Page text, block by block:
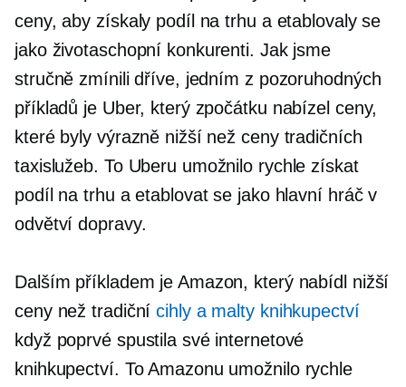
ceny, aby získaly podíl na trhu a etablovaly se
jako životaschopní konkurenti. Jak jsme
stručně zmínili dříve, jedním z pozoruhodných
příkladů je Uber, který zpočátku nabízel ceny,
které byly výrazně nižší než ceny tradičních
taxislužeb. To Uberu umožnilo rychle získat
podíl na trhu a etablovat se jako hlavní hráč v
odvětví dopravy.
Dalším příkladem je Amazon, který nabídl nižší
ceny než tradičnícihly a maltyknihkupectví
když poprvé spustila své internetové
knihkupectví. To Amazonu umožnilo rychle